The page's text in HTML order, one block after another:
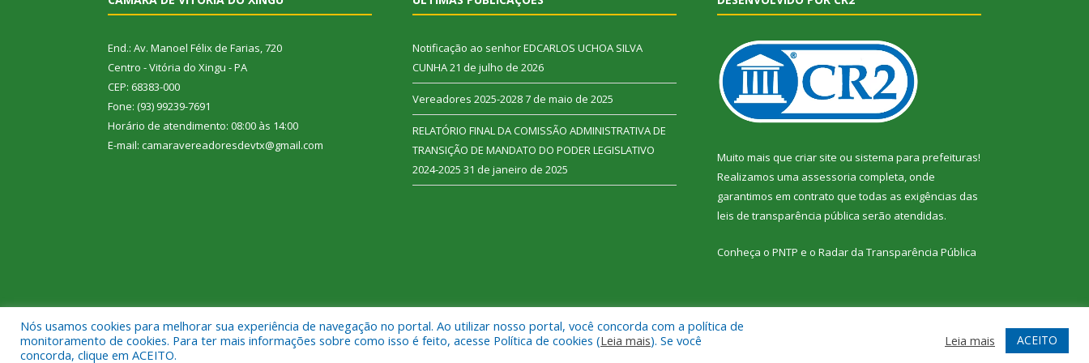
End.: Av. Manoel Félix de Farias, 720
Centro - Vitória do Xingu - PA
CEP: 68383-000
Fone: (93) 99239-7691
Horário de atendimento: 08:00 às 14:00
E-mail: camaravereadoresdevtx@gmail.com
Notificação ao senhor EDCARLOS UCHOA SILVA
CUNHA21 de julho de 2026
Vereadores 2025-20287 de maio de 2025
RELATÓRIO FINAL DA COMISSÃO ADMINISTRATIVA DE
TRANSIÇÃO DE MANDATO DO PODER LEGISLATIVO
2024-2025 31 de janeiro de 2025
Muito mais que criar site ou sistema para prefeituras!
Realizamos uma assessoria completa, onde
garantimos em contrato que todas as exigências das
leis de transparência pública serão atendidas.
Conheça o PNTP e o Radar da Transparência Pública
Todos os direitos reservados a Câmara Municipal de Vitória do Xingu. Mapa do Site Acessar Webmail
Nós usamos cookies para melhorar sua experiência de navegação no portal. Ao utilizar nosso portal, você concorda com a política de
monitoramento de cookies. Para ter mais informações sobre como isso é feito, acesse Política de cookies (Leia mais). Se você
concorda, clique em ACEITO.
Leia mais ACEITO